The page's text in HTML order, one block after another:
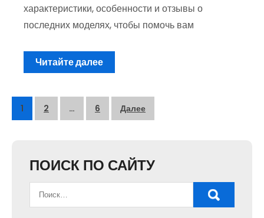
характеристики, особенности и отзывы о
последних моделях, чтобы помочь вам
Читайте далее
Пагинация
1 2 … 6 Далее
ПОИСК ПО САЙТУ